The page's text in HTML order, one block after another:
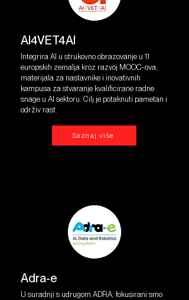
AI4VET4AI
Integrira AI u strukovno obrazovanje u 11
europskih zemalja kroz razvoj MOOC-ova,
materijala za nastavnike i inovativnih
kampusa za stvaranje kvalificirane radne
snage u AI sektoru. Cilj je potaknuti pametan i
održiv rast.
Saznaj više
Adra-e
U suradnji s udrugom ADRA, fokusirani smo